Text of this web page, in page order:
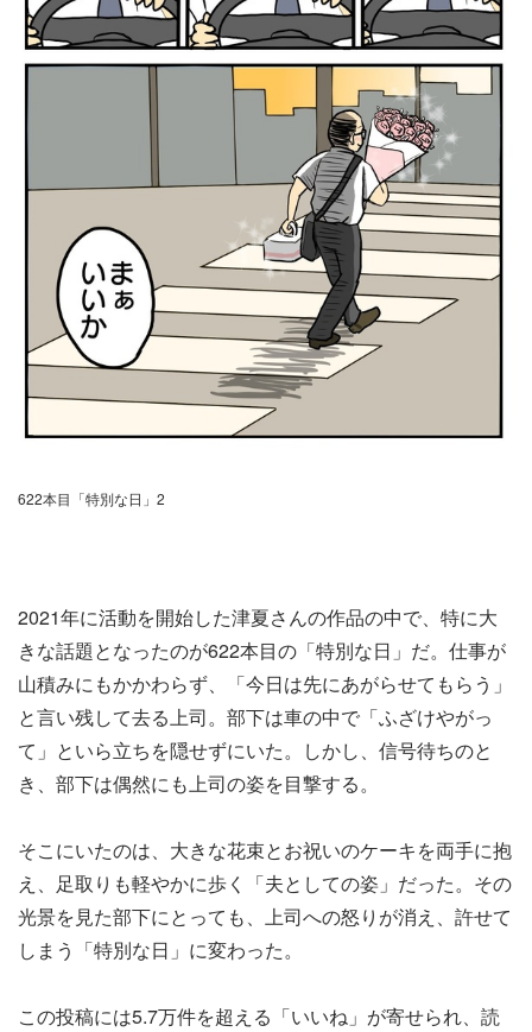
622本目「特別な日」2
2021年に活動を開始した津夏さんの作品の中で、特に大
きな話題となったのが622本目の「特別な日」だ。仕事が
山積みにもかかわらず、「今日は先にあがらせてもらう」
と言い残して去る上司。部下は車の中で「ふざけやがっ
て」といら立ちを隠せずにいた。しかし、信号待ちのと
き、部下は偶然にも上司の姿を目撃する。
そこにいたのは、大きな花束とお祝いのケーキを両手に抱
え、足取りも軽やかに歩く「夫としての姿」だった。その
光景を見た部下にとっても、上司への怒りが消え、許せて
しまう「特別な日」に変わった。
この投稿には5.7万件を超える「いいね」が寄せられ、読